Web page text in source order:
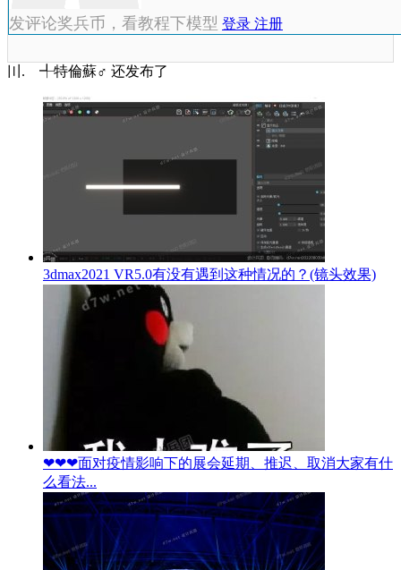
发评论奖兵币，看教程下模型 登录 注册
〣.ゞ╃特倫蘇♂ 还发布了
3dmax2021 VR5.0有没有遇到这种情况的？(镜头效果)
❤❤❤面对疫情影响下的展会延期、推迟、取消大家有什
么看法...